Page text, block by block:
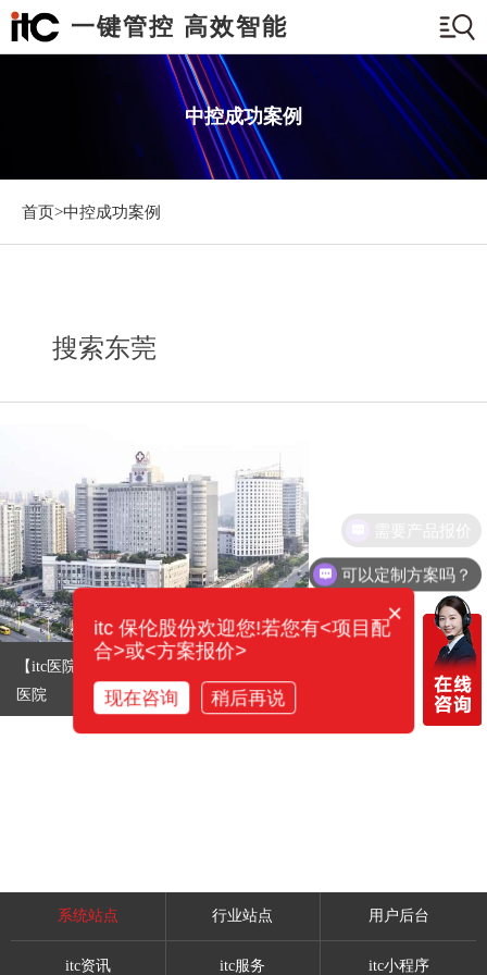
一键管控 高效智能
中控成功案例
首页>中控成功案例
搜索东莞
【itc医院整体解决方案案例】东莞市东华
医院
系统站点 行业站点 用户后台
itc资讯 itc服务 itc小程序
可以定制方案吗？
×
itc 保伦股份欢迎您!若您有<项目配
合>或<方案报价>
现在咨询 稍后再说